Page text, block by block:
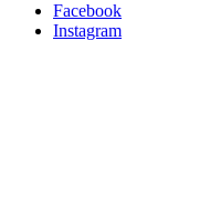
Facebook
Instagram